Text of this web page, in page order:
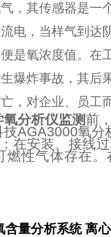
，其传感器是一
电，当样气到达
是氧浓度值。在
爆炸事故，其
，对企业、员工
氧分析仪监测前
技AGA3000氧分
在安装、接线
燃性气体存在
含量分析系统 离